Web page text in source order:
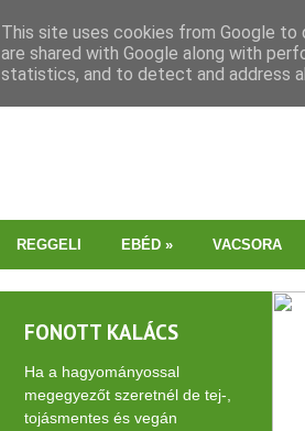
REGGELI EBÉD » VACSORA
FONOTT KALÁCS
Ha a hagyományossal
megegyezőt szeretnél de tej-,
tojásmentes és vegán
This site uses cookies from Google to
are shared with Google along with
statistics, and to detect and address